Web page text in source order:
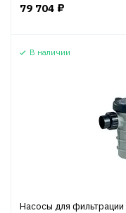
79 704 ₽
В наличии
Насосы для фильтрации